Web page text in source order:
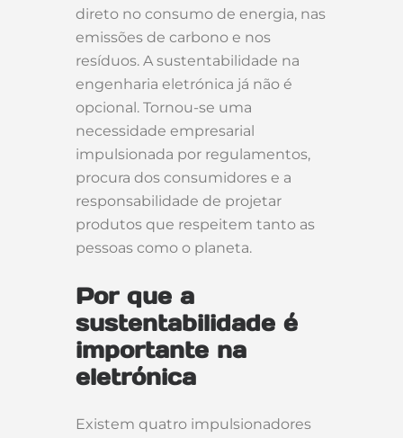
direto no consumo de energia, nas
emissões de carbono e nos
resíduos. A sustentabilidade na
engenharia eletrónica já não é
opcional. Tornou-se uma
necessidade empresarial
impulsionada por regulamentos,
procura dos consumidores e a
responsabilidade de projetar
produtos que respeitem tanto as
pessoas como o planeta.
Por que a
sustentabilidade é
importante na
eletrónica
Existem quatro impulsionadores